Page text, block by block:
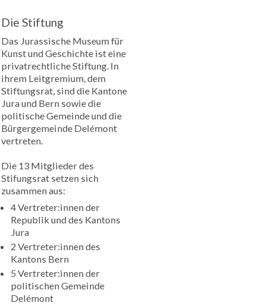
Die Stiftung
Das Jurassische Museum für
Kunst und Geschichte ist eine
privatrechtliche Stiftung. In
ihrem Leitgremium, dem
Stiftungsrat, sind die Kantone
Jura und Bern sowie die
politische Gemeinde und die
Bürgergemeinde Delémont
vertreten.
Die 13 Mitglieder des
Stifungsrat setzen sich
zusammen aus:
4 Vertreter:innen der
Republik und des Kantons
Jura
2 Vertreter:innen des
Kantons Bern
5 Vertreter:innen der
politischen Gemeinde
Delémont